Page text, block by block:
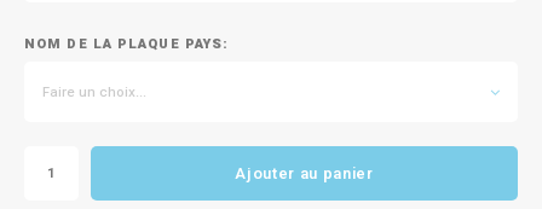
NOM DE LA PLAQUE PAYS:
Faire un choix...
Ajouter au panier